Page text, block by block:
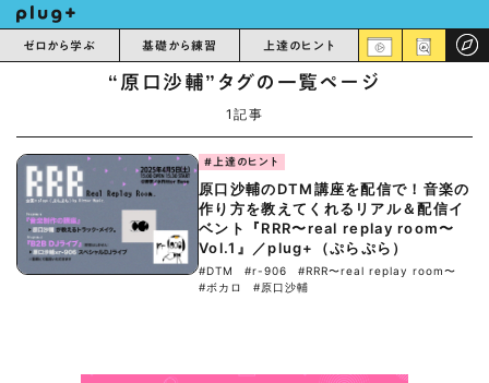
ゼロから学ぶ 基礎から練習 上達のヒント
“原⼝沙輔”タグの一覧ページ
1記事
#上達のヒント
原⼝沙輔のDTM講座を配信で！音楽の
作り方を教えてくれるリアル＆配信イ
ベント『RRR〜real replay room〜
Vol.1』／plug+（ぷらぷら）
#DTM #r-906
#RRR〜real replay room〜
#ボカロ
#原⼝沙輔